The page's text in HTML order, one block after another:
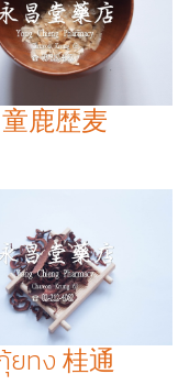
童鹿歴麦
ยทง 桂通